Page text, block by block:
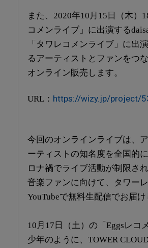
また、2020年10月15日（木）
コメンライブ」に出演する
「タワレコメンライブ」に出
るアーティストとファンをつ
オンライン販売します。
URL ： https://wizy.jp/project/
今回のオンラインライブは、
ーティストの知名度を全国的
ロナ禍でライブ活動が制限さ
音楽ファンに向けて、タワー
YouTubeで無料生配信でお届け
10月17日（土）の「Eggsレコ
少年のように、TOWER